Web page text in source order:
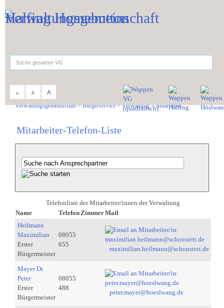
A A A
Verwaltungsgemeinschaft>Bürgerservice>Verwaltung>Mitarbeiter
Mitarbeiter-Telefon-Liste
Telefonliste der Mitarbeiter/innen der Verwaltung
Name
Telefon ZimmerMail
Heilmann
Maximilian
Erster
Bürgermeister
08055
655
maximilian.heilmann@schonstett.de
Mayer Dr.
Peter
Erster
Bürgermeister
08055
488
peter.mayer@hoeslwang.de